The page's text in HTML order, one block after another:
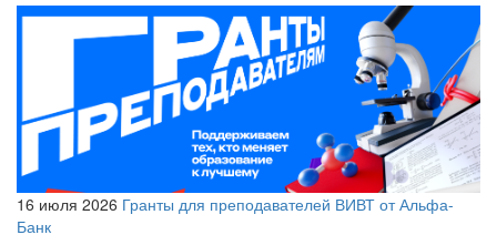
16 июля 2026 Гранты для преподавателей ВИВТ от Альфа-
Банк